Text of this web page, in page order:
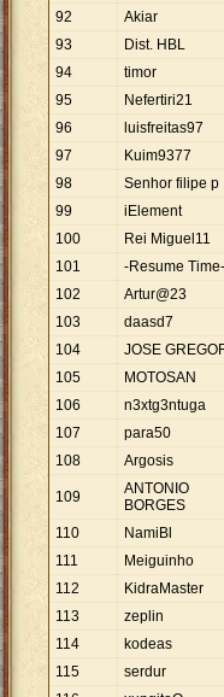
92
Akiar
93
Dist. HBL
94
timor
95
Nefertiri21
96
luisfreitas97
97
Kuim9377
98
Senhor filipe p
99
iElement
100
Rei Miguel11
101
-Resume Time-
102
Artur@23
103
daasd7
104
JOSE
105
MOTOSAN
106
n3xtg3ntuga
107
para50
108
Argosis
109
ANTONIO
BORGES
110 NamiBl
111
Meiguinho
112
KidraMaster
113
zeplin
114
kodeas
115
serdur